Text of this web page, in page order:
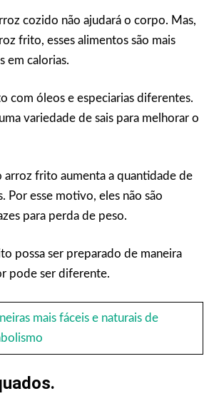
cozido não ajudará o corpo. Mas,
frito, esses alimentos são mais
em calorias.
com óleos e especiarias diferentes.
variedade de sais para melhorar o
arroz frito aumenta a quantidade de
Por esse motivo, eles não são
para perda de peso.
possa ser preparado de maneira
pode ser diferente.
mais fáceis e naturais de